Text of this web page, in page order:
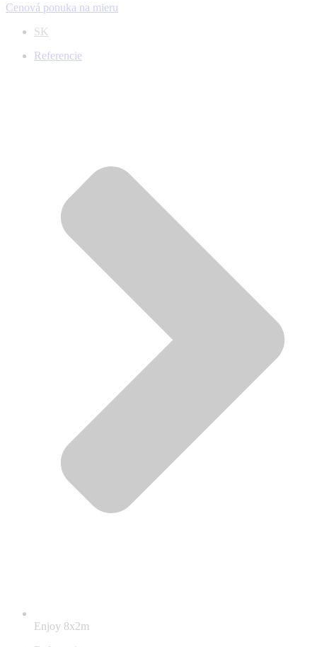
Cenová ponuka na mieru
SK
Referencie
Enjoy 8x2m